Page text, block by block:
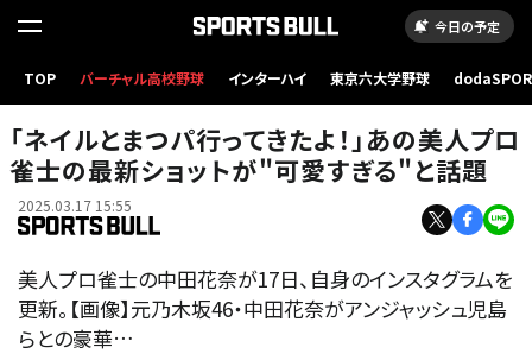
今日の予定
TOP バーチャル高校野球 インターハイ 東京六大学野球
「ネイルとまつパ行ってきたよ！」あの美人プロ
雀士の最新ショットが"可愛すぎる"と話題
2025.03.17 15:55
美人プロ雀士の中田花奈が17日、自身のインスタグラムを
更新。【画像】元乃木坂46・中田花奈がアンジャッシュ児島
らとの豪華…